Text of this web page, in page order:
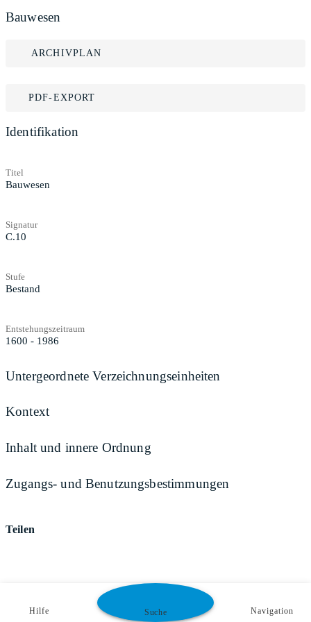
Bauwesen
ARCHIVPLAN
PDF-EXPORT
Identifikation
Titel
Bauwesen
Signatur
C.10
Stufe
Bestand
Entstehungszeitraum
1600 - 1986
Untergeordnete Verzeichnungseinheiten
Kontext
Inhalt und innere Ordnung
Zugangs- und Benutzungsbestimmungen
Teilen
Hilfe Suche Navigation